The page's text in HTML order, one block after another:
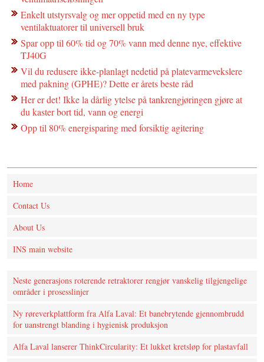
Enkelt utstyrsvalg og mer oppetid med en ny type
ventilaktuatorer til universell bruk
Spar opp til 60% tid og 70% vann med denne nye, effektive
TJ40G
Vil du redusere ikke-planlagt nedetid på platevarmevekslere
med pakning (GPHE)? Dette er årets beste råd
Her er det! Ikke la dårlig ytelse på tankrengjøringen gjøre at
du kaster bort tid, vann og energi
Opp til 80% energisparing med forsiktig agitering
Home
Contact Us
About Us
INS main website
Neste generasjons roterende retraktorer rengjør vanskelig tilgjengelige
områder i prosesslinjer
Ny røreverkplattform fra Alfa Laval: Et banebrytende gjennombrudd
for uanstrengt blanding i hygienisk produksjon
Alfa Laval lanserer ThinkCircularity: Et lukket kretsløp for plastavfall